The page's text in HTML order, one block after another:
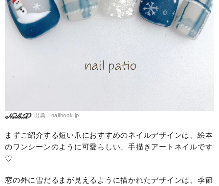
出典：nailbook.jp
まずご紹介する短い爪におすすめのネイルデザインは、絵本
のワンシーンのように可愛らしい、手描きアートネイルです
♡
窓の外に雪だるまが見えるように描かれたデザインは、季節